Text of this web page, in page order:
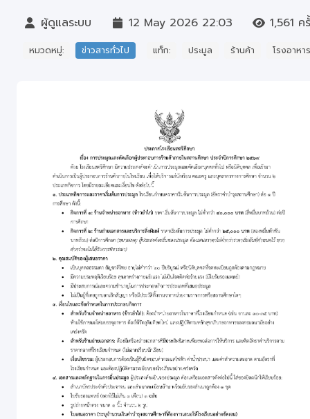
ผู้ดูแลระบบ 12 May 2026 22:03 1,561 ค
หมวดหมู่: ข่าวสารทั่วไป แท็ก: ประมูล ร้านค้า โรงอาหาร